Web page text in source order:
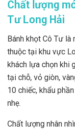
Chất lượng
Tư Long Hải
Bánh khọt Cô Tư là
thuộc tại khu vực
khách lựa chọn khi
tại chỗ, vỏ giòn,
10 chiếc, khẩu
nhẹ.
Chất lượng nhân